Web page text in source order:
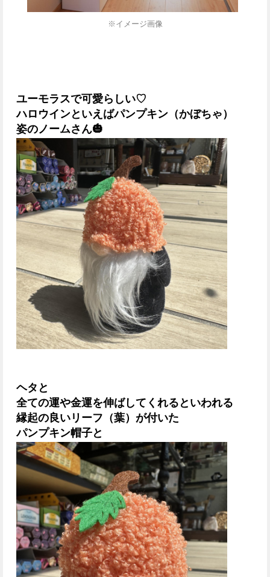
※イメージ画像
ユーモラスで可愛らしい♡
ハロウインといえばパンプキン（かぼちゃ）
姿のノームさん🎃
ヘタと
全ての運や金運を伸ばしてくれるといわれる
縁起の良いリーフ（葉）が付いた
パンプキン帽子と